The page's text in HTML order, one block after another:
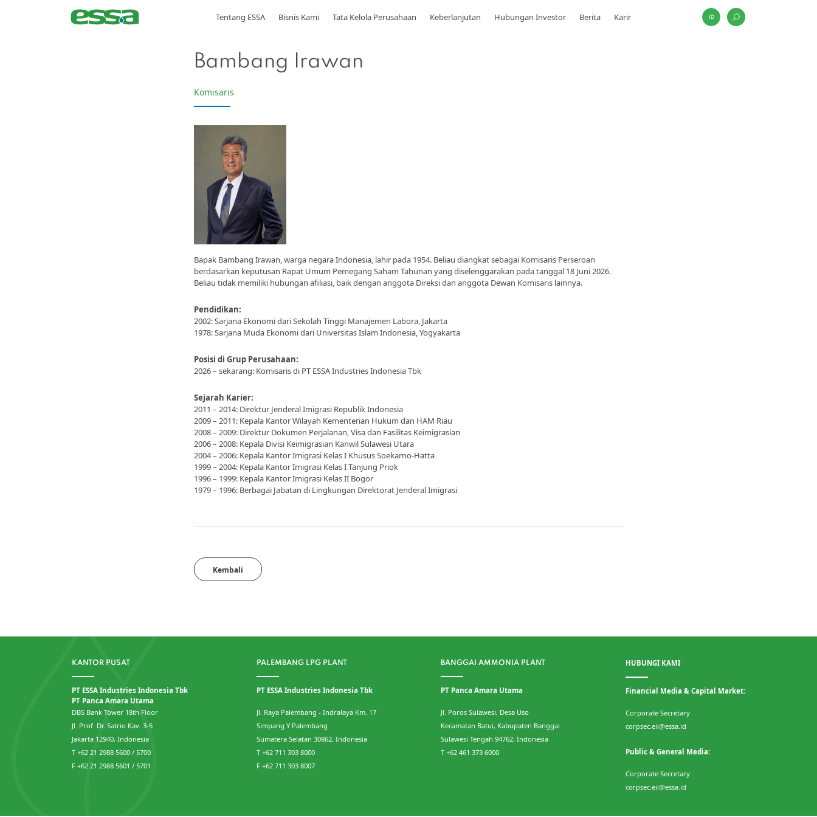
Tentang ESSA Bisnis Kami Tata Kelola Perusahaan Keberlanjutan Hubungan Investor Berita Karir
Bambang Irawan
Komisaris
Bapak Bambang Irawan, warga negara Indonesia, lahir pada 1954. Beliau diangkat sebagai Komisaris Perseroan
berdasarkan keputusan Rapat Umum Pemegang Saham Tahunan yang diselenggarakan pada tanggal 18 Juni 2026.
Beliau tidak memiliki hubungan afiliasi, baik dengan anggota Direksi dan anggota Dewan Komisaris lainnya.
Pendidikan:
2002: Sarjana Ekonomi dari Sekolah Tinggi Manajemen Labora, Jakarta
1978: Sarjana Muda Ekonomi dari Universitas Islam Indonesia, Yogyakarta
Posisi di Grup Perusahaan:
2026 – sekarang: Komisaris di PT ESSA Industries Indonesia Tbk
Sejarah Karier:
2011 – 2014: Direktur Jenderal Imigrasi Republik Indonesia
2009 – 2011: Kepala Kantor Wilayah Kementerian Hukum dan HAM Riau
2008 – 2009: Direktur Dokumen Perjalanan, Visa dan Fasilitas Keimigrasian
2006 – 2008: Kepala Divisi Keimigrasian Kanwil Sulawesi Utara
2004 – 2006: Kepala Kantor Imigrasi Kelas I Khusus Soekarno-Hatta
1999 – 2004: Kepala Kantor Imigrasi Kelas I Tanjung Priok
1996 – 1999: Kepala Kantor Imigrasi Kelas II Bogor
1979 – 1996: Berbagai Jabatan di Lingkungan Direktorat Jenderal Imigrasi
Kembali
KANTOR PUSAT
PT ESSA Industries Indonesia Tbk
PT Panca Amara Utama
DBS Bank Tower 18th Floor
Jl. Prof. Dr. Satrio Kav. 3-5
Jakarta 12940, Indonesia
T +62 21 2988 5600 / 5700
F +62 21 2988 5601 / 5701
PALEMBANG LPG PLANT
PT ESSA Industries Indonesia Tbk
Jl. Raya Palembang - Indralaya Km. 17
Simpang Y Palembang
Sumatera Selatan 30862, Indonesia
T +62 711 303 8000
F +62 711 303 8007
BANGGAI AMMONIA PLANT
PT Panca Amara Utama
Jl. Poros Sulawesi, Desa Uso
Kecamatan Batui, Kabupaten Banggai
Sulawesi Tengah 94762, Indonesia
T +62 461 373 6000
HUBUNGI KAMI
Financial Media & Capital Market:
Corporate Secretary
corpsec.eii@essa.id
Public & General Media:
Corporate Secretary
corpsec.eii@essa.id